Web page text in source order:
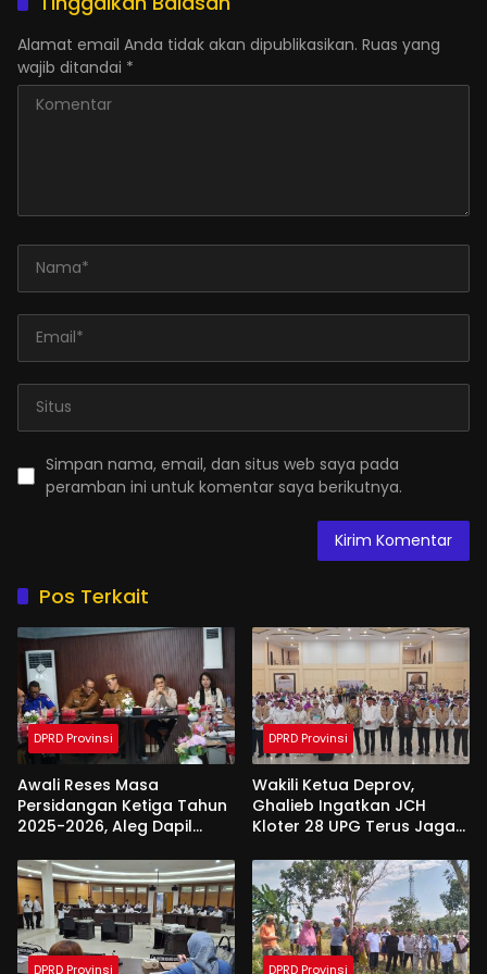
Alamat email Anda tidak akan dipublikasikan. Ruas yang
wajib ditandai *
Simpan nama, email, dan situs web saya pada
peramban ini untuk komentar saya berikutnya.
Pos Terkait
DPRD Provinsi
Awali Reses Masa
Persidangan Ketiga Tahun
2025-2026, Aleg Dapil
Apresiasi Dari Pemda
DPRD Provinsi
Wakili Ketua Deprov,
Ghalieb Ingatkan JCH
Kloter 28 UPG Terus Jaga
Tanah Suci
DPRD Provinsi DPRD Provinsi